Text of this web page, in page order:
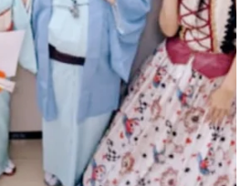
7 8月
ました
@YouTube
様を言い合う
ねがいします